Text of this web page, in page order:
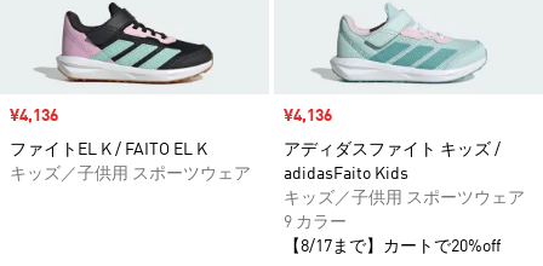
セール価格
¥4,136
ファイトEL K / FAITO EL K
キッズ／子供用 スポーツウェア
セール価格
¥4,136
アディダスファイト キッズ /
adidasFaito Kids
キッズ／子供用 スポーツウェア
9 カラー
【8/17まで】カートで20%off